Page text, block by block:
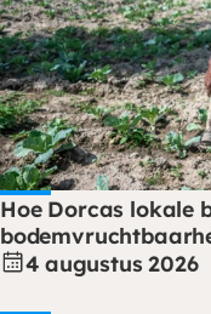
Hoe Dorcas lokale
4 augustus 2026